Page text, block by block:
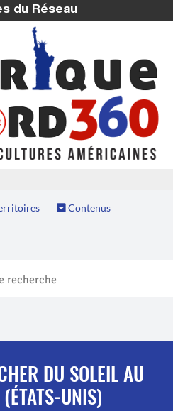
du Réseau
Contenus
DU SOLEIL AU
UNIS)